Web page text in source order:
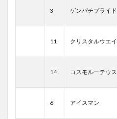
3 ゲンパチプライド
11 クリスタルウエイ
14 コスモルーテウス
6 アイスマン